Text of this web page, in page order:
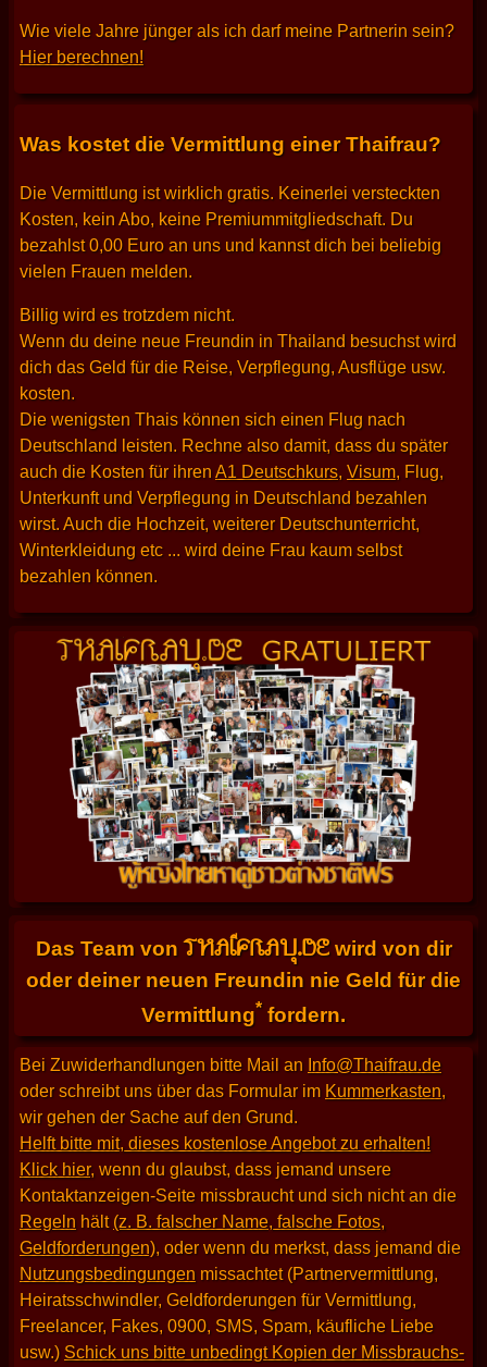
Wie viele Jahre jünger als ich darf meine Partnerin sein?
Hier berechnen!
Was kostet die Vermittlung einer Thaifrau?
Die Vermittlung ist wirklich gratis. Keinerlei versteckten
Kosten, kein Abo, keine Premiummitgliedschaft. Du
bezahlst 0,00 Euro an uns und kannst dich bei beliebig
vielen Frauen melden.
Billig wird es trotzdem nicht.
Wenn du deine neue Freundin in Thailand besuchst wird
dich das Geld für die Reise, Verpflegung, Ausflüge usw.
kosten.
Die wenigsten Thais können sich einen Flug nach
Deutschland leisten. Rechne also damit, dass du später
auch die Kosten für ihrenA1 Deutschkurs, Visum, Flug,
Unterkunft und Verpflegung in Deutschland bezahlen
wirst. Auch die Hochzeit, weiterer Deutschunterricht,
Winterkleidung etc ... wird deine Frau kaum selbst
bezahlen können.
Das Team vonTHAIFRAU.DEwird von dir
oder deiner neuen Freundin nie Geld für die
Vermittlung* fordern.
Bei Zuwiderhandlungen bitte Mail an Info@Thaifrau.de
oder schreibt uns über das Formular im Kummerkasten,
wir gehen der Sache auf den Grund.
Helft bitte mit, dieses kostenlose Angebot zu erhalten!
Klick hier, wenn du glaubst, dass jemand unsere
Kontaktanzeigen-Seite missbraucht und sich nicht an die
Regeln hält (z. B. falscher Name, falsche Fotos,
Geldforderungen), oder wenn du merkst, dass jemand die
Nutzungsbedingungen missachtet (Partnervermittlung,
Heiratsschwindler, Geldforderungen für Vermittlung,
Freelancer, Fakes, 0900, SMS, Spam, käufliche Liebe
usw.) Schick uns bitte unbedingt Kopien der Missbrauchs-